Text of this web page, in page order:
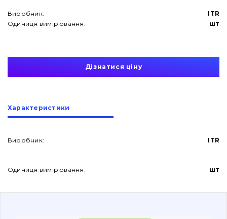
Про нас
Контакти
Вакансії
Виробник:
ITR
Одиниця вимірювання:
шт
Дізнатися ціну
Характеристики
Виробник: ITR
Одиниця вимірювання: шт